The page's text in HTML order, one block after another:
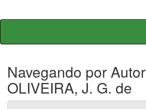
Skip
Navegando por Autor
OLIVEIRA, J. G. de